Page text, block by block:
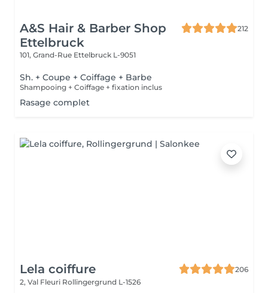
A&S Hair & Barber Shop
Ettelbruck
212
101, Grand-Rue Ettelbruck L-9051
Sh. + Coupe + Coiffage + Barbe
Shampooing + Coiffage + fixation inclus
Rasage complet
Lela coiffure
206
2, Val Fleuri Rollingergrund L-1526